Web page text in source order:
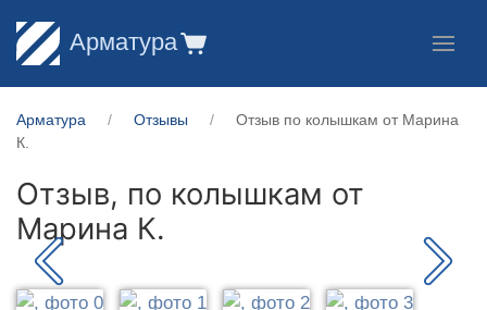
Арматура
Арматура Отзывы
Отзыв по колышкам от Марина
К.
Отзыв, по колышкам от
Марина К.